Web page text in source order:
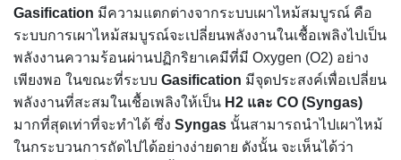
Gasification มีความแตกต่างจากระบบเผาไหม้สมบูรณ์ คือ
ระบบการเผาไหม้สมบูรณ์จะเปลี่ยนพลังงานในเชื้อเพลิงไปเป็น
พลังงานความร้อนผ่านปฏิกริยาเคมีที่มี Oxygen (O2) อย่าง
เพียงพอ ในขณะที่ระบบ Gasification มีจุดประสงค์เพื่อเปลี่ยน
พลังงานที่สะสมในเชื้อเพลิงให้เป็น H2 และ CO (Syngas)
มากที่สุดเท่าที่จะทำได้ ซึ่ง Syngas นั้นสามารถนำไปเผาไหม้
ในกระบวนการถัดไปได้อย่างง่ายดาย ดังนั้น จะเห็นได้ว่า